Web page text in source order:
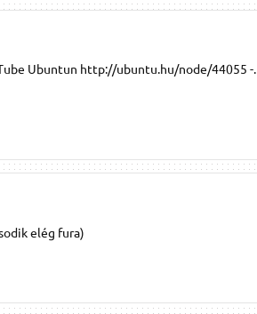
Ubuntun http://ubuntu.hu/node/44055 -.
elég fura)